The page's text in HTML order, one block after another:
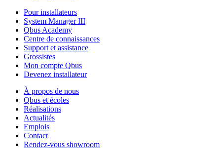
Pour installateurs
System Manager III
Qbus Academy
Centre de connaissances
Support et assistance
Grossistes
Mon compte Qbus
Devenez installateur
À propos de nous
Qbus et écoles
Réalisations
Actualités
Emplois
Contact
Rendez-vous showroom